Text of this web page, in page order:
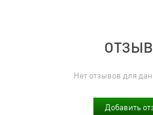
Нет отзывов для
Добавить